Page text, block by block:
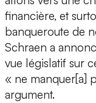
financière, et
banqueroute de
Schraen a
vue législatif sur
« ne manquer[a]
argument.